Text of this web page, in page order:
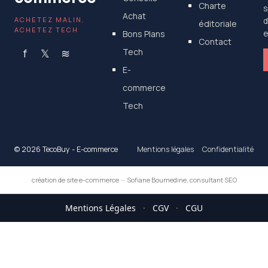
ACHETEZ MALIN,
ACHETEZ TECH
f 𝕏 ≋
Achat
Bons Plans
Tech
E-
commerce
Tech
Charte
éditoriale
Contact
© 2026 TecoBuy - E-commerce Mentions légales Confidentialité
création de site e-commerce— Sofiane Boumedine, consultant SEO
Mentions Légales · CGV · CGU